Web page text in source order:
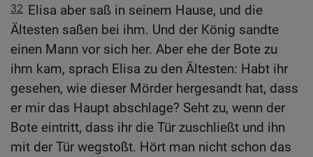
32 Elisa aber saß in seinem Hause, und die
Ältesten saßen bei ihm. Und der König sandte
einen Mann vor sich her. Aber ehe der Bote zu
ihm kam, sprach Elisa zu den Ältesten: Habt ihr
gesehen, wie dieser Mörder hergesandt hat, dass
er mir das Haupt abschlage? Seht zu, wenn der
Bote eintritt, dass ihr die Tür zuschließt und ihn
mit der Tür wegstoßt. Hört man nicht schon das